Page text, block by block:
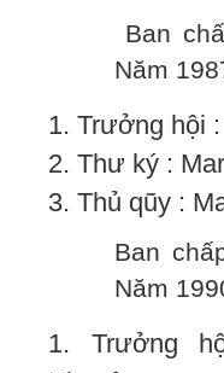
Ban
Năm
1. Trưởng hội
2. Thư ký :
3. Thủ qũy :
Ban
Năm
1. Trưởng